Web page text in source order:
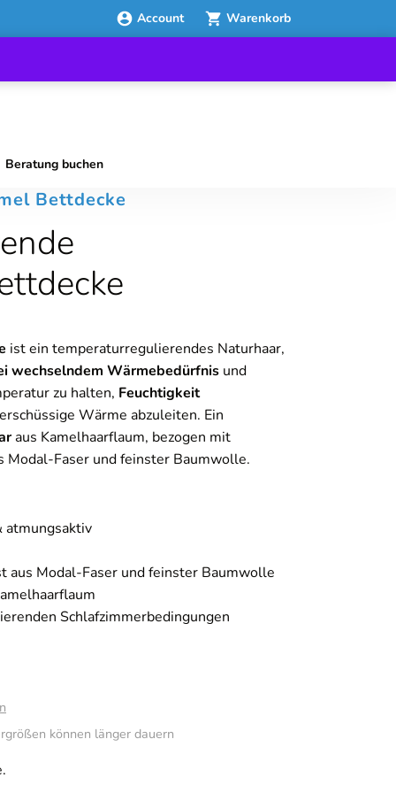
Account Warenkorb
Beratung buchen
Bettdecke
ist ein temperaturregulierendes Naturhaar,
wechselndem Wärmebedürfnis und
zu halten, Feuchtigkeit
Wärme abzuleiten. Ein
aus Kamelhaarflaum, bezogen mit
Modal-Faser und feinster Baumwolle.
aus Modal-Faser und feinster Baumwolle
Schlafzimmerbedingungen
können länger dauern